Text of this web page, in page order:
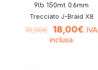
9lb 150mt 0.6mm
Trecciato J-Braid X8
19,90€ 18,00€ IVA
inclusa